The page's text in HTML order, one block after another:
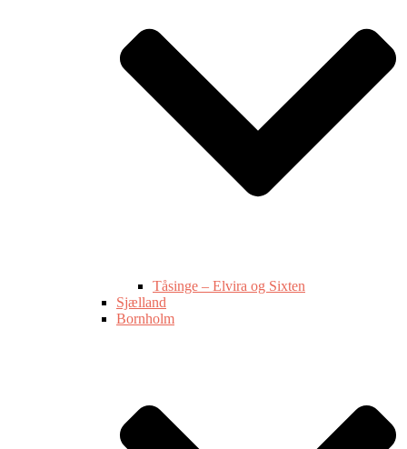
Tåsinge – Elvira og Sixten
Sjælland
Bornholm